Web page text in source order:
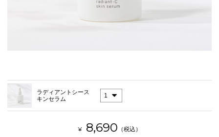
ラディアントシース
キンセラム
¥ 8,690 （税込）